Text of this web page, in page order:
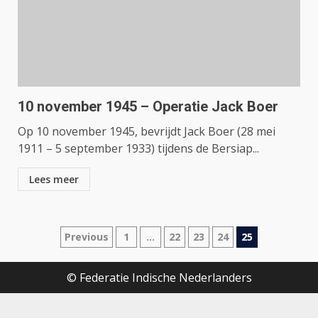
10 november 1945 – Operatie Jack Boer
Op 10 november 1945, bevrijdt Jack Boer (28 mei
1911 – 5 september 1933) tijdens de Bersiap...
Lees meer
Berichtnavigatie
Previous 1 … 22 23 24 25
© Federatie Indische Nederlanders